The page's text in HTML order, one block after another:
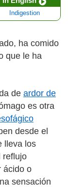
Indigestion
ha comido
que le ha
de ardor de
es otra
desde el
lleva los
reflujo
ácido o
sensación